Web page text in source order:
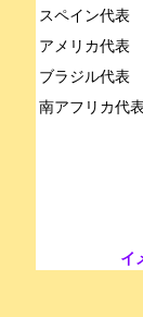
スペイン代表
アメリカ代表
ブラジル代表
イ